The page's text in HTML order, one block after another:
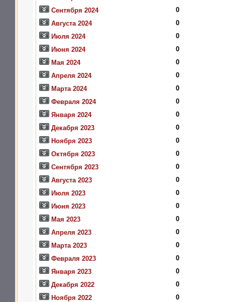
Сентября 2024
0
Августа 2024
0
Июля 2024
0
Июня 2024
0
Мая 2024
0
Апреля 2024
0
Марта 2024
0
Февраля 2024
0
Января 2024
0
Декабря 2023
0
Ноября 2023
0
Октября 2023
0
Сентября 2023
0
Августа 2023
0
Июля 2023
0
Июня 2023
0
Мая 2023
0
Апреля 2023
0
Марта 2023
0
Февраля 2023
0
Января 2023
0
Декабря 2022
0
Ноября 2022
0